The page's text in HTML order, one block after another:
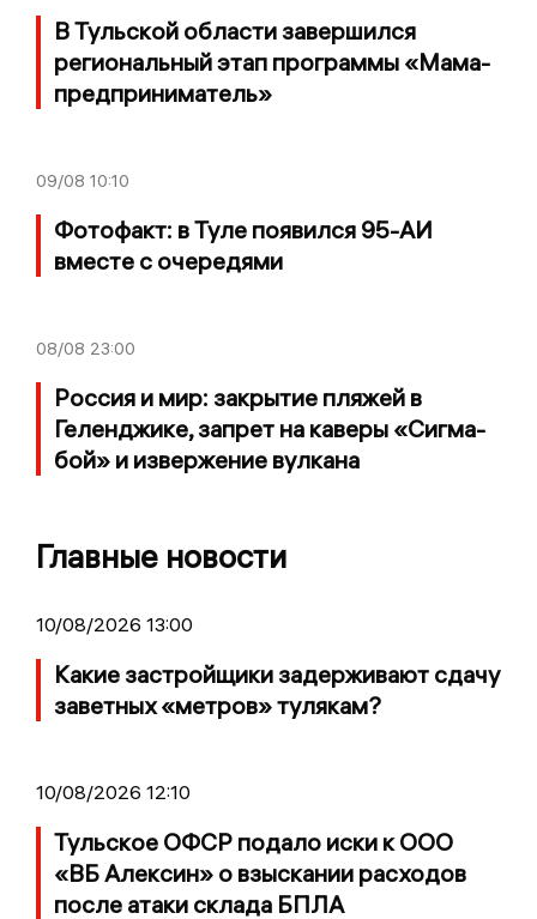
В Тульской области завершился
региональный этап программы «Мама-
предприниматель»
09/08 10:10
Фотофакт: в Туле появился 95-АИ
вместе с очередями
08/08 23:00
Россия и мир: закрытие пляжей в
Геленджике, запрет на каверы «Сигма-
бой» и извержение вулкана
Главные новости
10/08/2026 13:00
Какие застройщики задерживают сдачу
заветных «метров» тулякам?
10/08/2026 12:10
Тульское ОФСР подало иски к ООО
«ВБ Алексин» о взыскании расходов
после атаки склада БПЛА